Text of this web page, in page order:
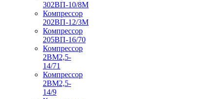
302ВП-10/8М
Компрессор
202ВП-12/3М
Компрессор
205ВП-16/70
Компрессор
2ВМ2,5-
14/71
Компрессор
2ВМ2,5-
14/9